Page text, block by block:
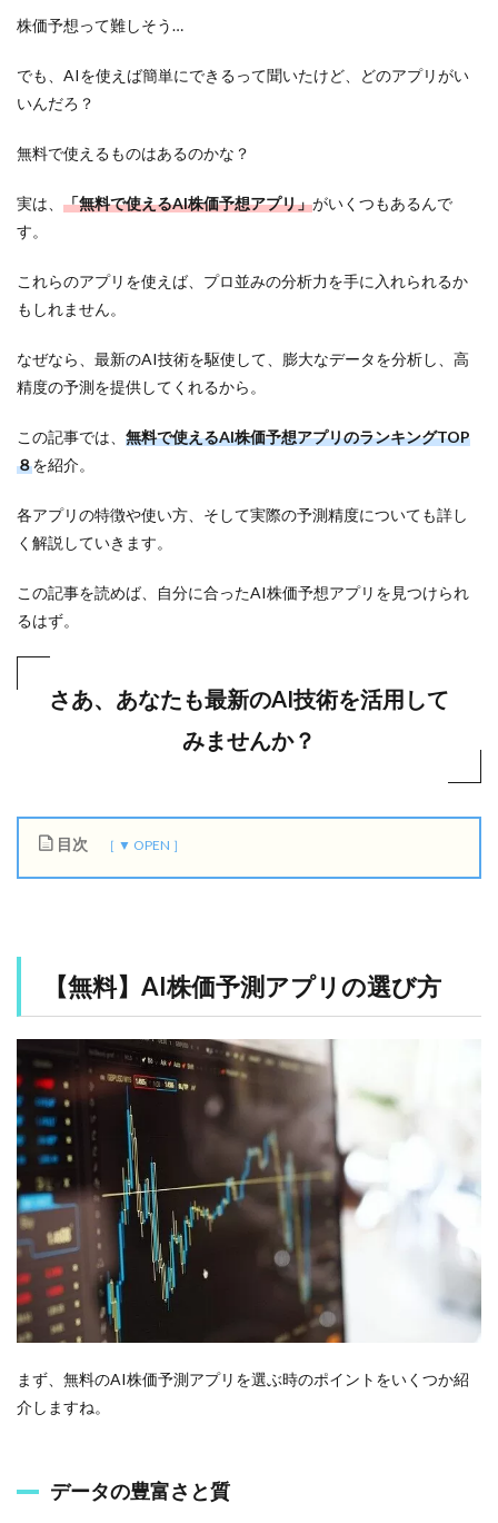
株価予想って難しそう…
でも、AIを使えば簡単にできるって聞いたけど、どのアプリがい
いんだろ？
無料で使えるものはあるのかな？
実は、 「無料で使えるAI株価予想アプリ」がいくつもあるんで
す。
これらのアプリを使えば、プロ並みの分析力を手に入れられるか
もしれません。
なぜなら、最新のAI技術を駆使して、膨大なデータを分析し、高
精度の予測を提供してくれるから。
この記事では、 無料で使えるAI株価予想アプリのランキングTOP
８を紹介。
各アプリの特徴や使い方、そして実際の予測精度についても詳し
く解説していきます。
この記事を読めば、自分に合ったAI株価予想アプリを見つけられ
るはず。
さあ、あなたも最新のAI技術を活用して
みませんか？
目次
】
A
I
株
予
測
ア
プ
リ
の
選
方
1.1
デ
ー
タ
豊
1.2
【無料】AI株価予測アプリの選び方
まず、無料のAI株価予測アプリを選ぶ時のポイントをいくつか紹
介しますね。
データの豊富さと質